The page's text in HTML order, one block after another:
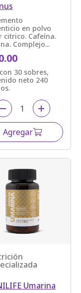
en polvo
citrico. Cafeína.
Complejo...
30 sobres,
neto 240
Agregar
Umarina